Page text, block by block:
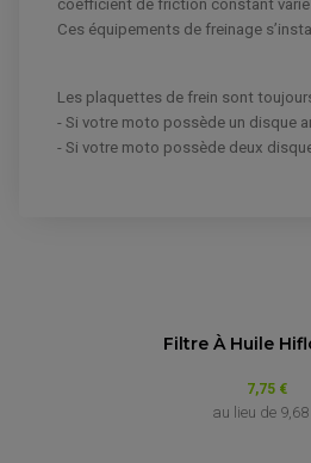
coefficient de friction constant varie
Ces équipements de freinage
Les plaquettes de frein sont
- Si votre moto possède un disque
- Si votre moto possède deux
Filtre À Huile
7,75 €
au lieu de